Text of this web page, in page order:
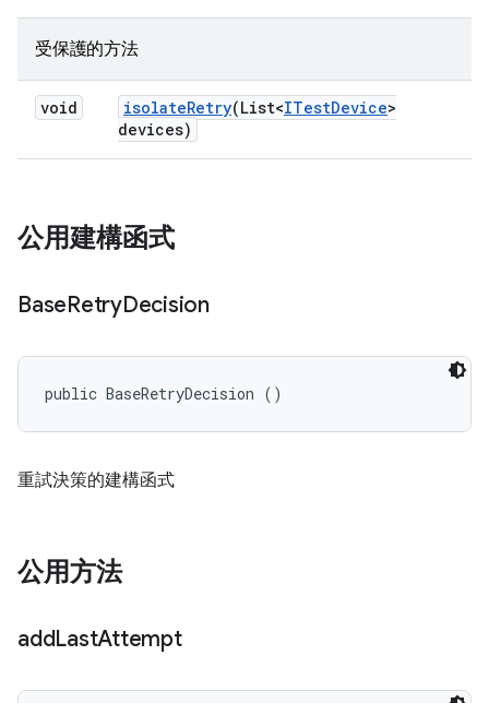
受保護的方法
void isolateRetry(List<ITestDevice>
devices)
公用建構函式
BaseRetryDecision
public BaseRetryDecision ()
重試決策的建構函式
公用方法
addLastAttempt